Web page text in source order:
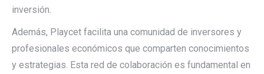
inversión.
Además, Playcet facilita una comunidad de inversores y
profesionales económicos que comparten conocimientos
y estrategias. Esta red de colaboración es fundamental en